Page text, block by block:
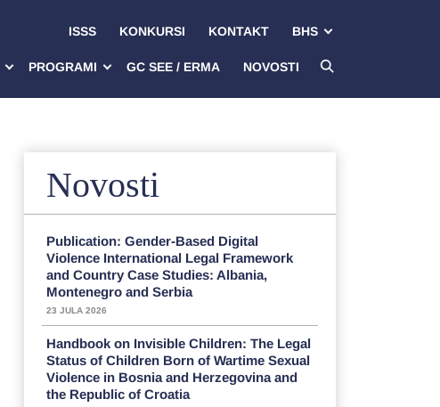
ISSS KONKURSI KONTAKT BHS
PROGRAMI GC SEE / ERMA NOVOSTI
Novosti
Publication: Gender-Based Digital
Violence International Legal Framework
and Country Case Studies: Albania,
Montenegro and Serbia
23 JULA 2026
Handbook on Invisible Children: The Legal
Status of Children Born of Wartime Sexual
Violence in Bosnia and Herzegovina and
the Republic of Croatia